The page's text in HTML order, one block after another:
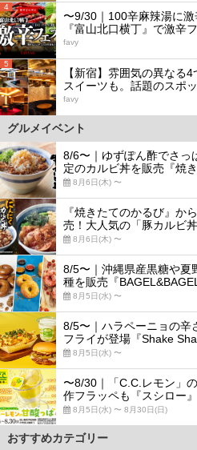
4
〜9/30｜100辛麻辣湯に激
『富山北口横丁』で激辛
favy
5
【新宿】雰囲気の異なる
スイーツも。話題のスポ
favy
グルメイベント
8/6〜｜ゆずぽん酢でさっ
定のカルビ丼を販売『焼
8月6日(木) 〜
『焼きたてのかるび』か
売！大人気の「豚カルビ
8月6日(木) 〜
8/5〜｜沖縄県産黒糖や夏
種を販売『BAGEL&BAGEL
8月5日(水) 〜
8/5〜｜ハラペーニョの辛
フライが登場『Shake
8月5日(水) 〜
〜8/30｜「C.C.レモン」
作フラッペも『スシロー』
8月5日(水) 〜 8月30日(日)
おすすめカテゴリー